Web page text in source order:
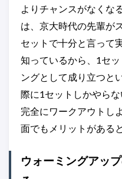
よりチャンスがなくな
は、京大時代の先輩が
セットで十分と言って
知っているから、1セ
ングとして成り立つと
際に1セットしかやら
完全にワークアウトし
面でもメリットがある
ウォーミングアッ